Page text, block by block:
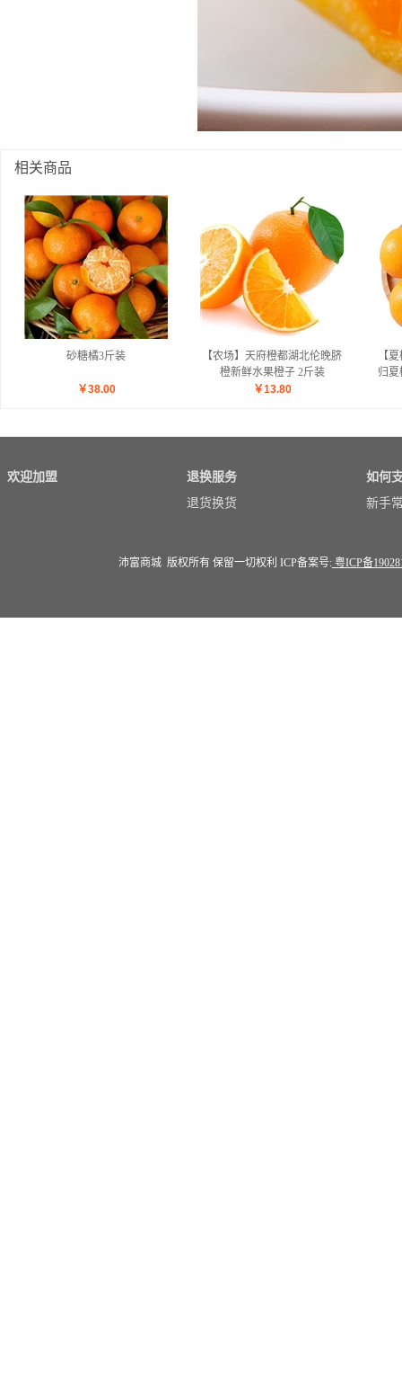
相关商品
砂糖橘3斤装
￥38.00
【农场】天府橙都湖北伦晚脐
橙新鲜水果橙子 2斤装
￥13.80
【
归
欢迎加盟
退换服务
退货换货
如何
新手
沛富商城 版权所有 保留一切权利 ICP备案号: 粤ICP备